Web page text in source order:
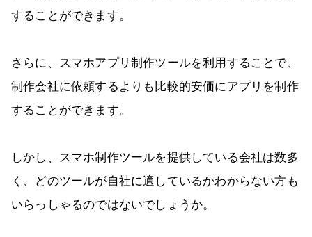
することができます。
さらに、スマホアプリ制作ツールを利用することで、
制作会社に依頼するよりも比較的安価にアプリを制作
することができます。
しかし、スマホ制作ツールを提供している会社は数多
く、どのツールが自社に適しているかわからない方も
いらっしゃるのではないでしょうか。